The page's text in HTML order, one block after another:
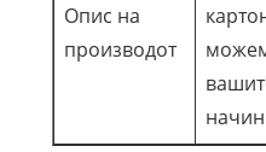
Опис на
производот